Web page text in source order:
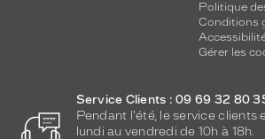
Politique
Conditions
Gérer les
Service Clients : 09 69 32 80
Pendant l'été, le service clients
lundi au vendredi de 10h à 18h.